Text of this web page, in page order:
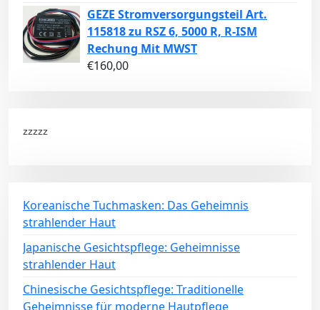
GEZE Stromversorgungsteil Art.
115818 zu RSZ 6, 5000 R, R-ISM
Rechung Mit MWST
€160,00
zzzzz
Koreanische Tuchmasken: Das Geheimnis
strahlender Haut
Japanische Gesichtspflege: Geheimnisse
strahlender Haut
Chinesische Gesichtspflege: Traditionelle
Geheimnisse für moderne Hautpflege